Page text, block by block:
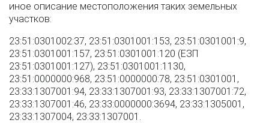
иное описание местоположения таких земельных
участков:
23:51:0301002:37, 23:51:0301001:153, 23:51:0301001:9,
23:51:0301001:157, 23:51:0301001:120 (ЕЗП
23:51:0301001:127), 23:51:0301001:1130,
23:51:0000000:968, 23:51:0000000:78, 23:51:0301001,
23:33:1307001:94, 23:33:1307001:93, 23:33:1307001:72,
23:33:1307001:46, 23:33:0000000:3694, 23:33:1305001,
23:33:1307004, 23:33:1307001.